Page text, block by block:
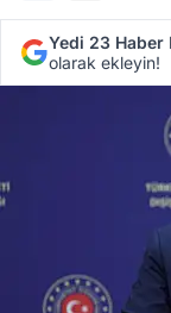
Yedi 23 Haber
olarak ekleyin!